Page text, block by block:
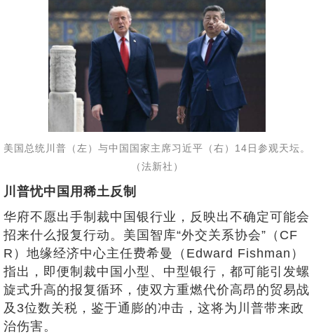
美国总统川普（左）与中国国家主席习近平（右）14日参观天坛。
（法新社）
川普忧中国用稀土反制
华府不愿出手制裁中国银行业，反映出不确定可能会
招来什么报复行动。美国智库“外交关系协会”（CF
R）地缘经济中心主任费希曼（Edward Fishman）
指出，即便制裁中国小型、中型银行，都可能引发螺
旋式升高的报复循环，使双方重燃代价高昂的贸易战
及3位数关税，鉴于通膨的冲击，这将为川普带来政
治伤害。